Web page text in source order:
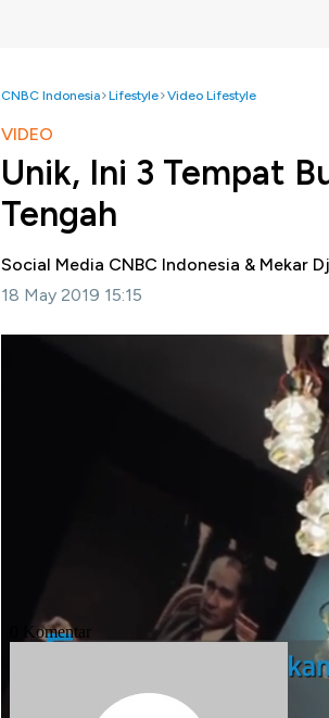
CNBC Indonesia Lifestyle Video Lifestyle
VIDEO
Unik, Ini 3 Tempat
Tengah
Social Media CNBC Indonesia & Mekar
18 May 2019 15:15
Apa kamu
Indonesia akan
selengkapnya dalam video berikut ini
#buka puasa